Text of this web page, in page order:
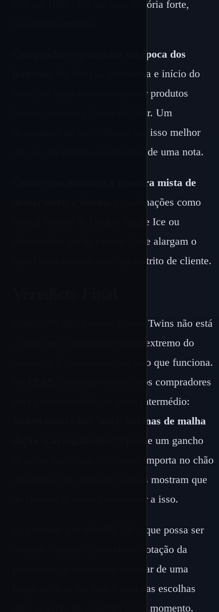
60K ou 100K. Dá-lhe uma história forte,
Compradores grossistas da época dos
No final da primavera e início do
verão, as lojas tendem a querer produtos
frescos, sociais e fáceis de falar. Um
descartável de dois sabores faz isso melhor
do que um simples dispositivo de uma nota.
Contas que atendem à procura mista de
Combinações como
Mixed Berries & Double Apple Ice ou
Watermelon Ice & Lemon Lime alargam o
apelo para além de um tipo restrito de cliente.
O WASPE 40K Double Flavor Twins não está
a tentar ser o dispositivo mais extremo do
mercado. É exatamente por isso que funciona.
, o produto oferece aos compradores
uma proposta sólida de nível intermédio:
bobinas de malha
e um gancho
de sabor duplo que realmente importa no chão
de fábrica. Os dados de vendas mostram que
os clientes já estão a responder a isso.
Se pretende um WASPE SKU que possa ser
vendido durante o período de rotação da
primavera ao verão sem precisar de uma
longa explicação, esta é uma das escolhas
mais seguras do catálogo neste momento.